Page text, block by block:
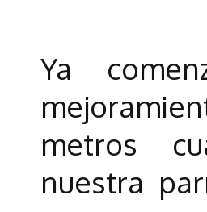
Ya
metros
nuestra